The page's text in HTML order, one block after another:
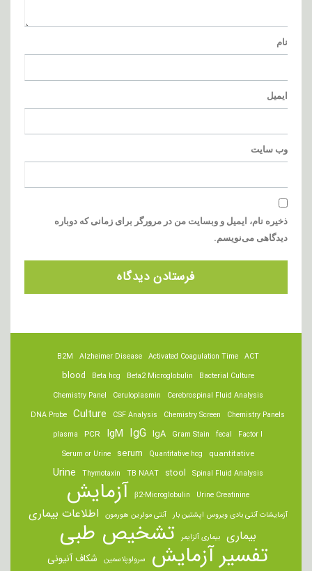
نام
ایمیل
وب‌ سایت
ذخیره نام، ایمیل و وبسایت من در مرورگر برای زمانی که دوباره
دیدگاهی می‌نویسم.
ACT
Activated Coagulation Time
Alzheimer Disease
B2M
Bacterial Culture
Beta2 Microglobulin
Beta hcg
blood
Cerebrospinal Fluid Analysis
Ceruloplasmin
Chemistry Panel
Chemistry Panels
Chemistry Screen
CSF Analysis
Culture
DNA Probe
Factor I
fecal
Gram Stain
IgA
IgG
IgM
PCR
plasma
quantitative
Quantitative hcg
serum
Serum or Urine
Spinal Fluid Analysis
stool
TB NAAT
Thymotaxin
Urine
Urine Creatinine
β2-Microglobulin آزمایش
آزمایشات آنتی بادی ویروس اپشتین بار آنتی مولرین هورمون اطلاعات بیماری
بیماری بیماری آلزایمر تشخیص طبی
تفسیر آزمایش سرولوپلاسمین شکاف آنیونی